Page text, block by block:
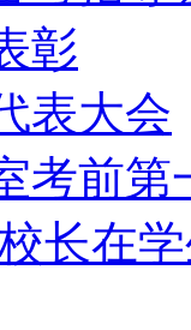
彰
表大会
考前第
长在